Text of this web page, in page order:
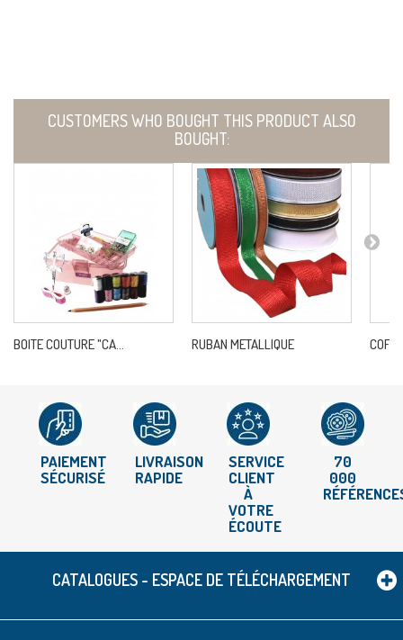
CUSTOMERS WHO BOUGHT THIS PRODUCT ALSO
BOUGHT:
BOITE COUTURE "CA... RUBAN METALLIQUE
PAIEMENT
SÉCURISÉ
LIVRAISON
RAPIDE
SERVICE
CLIENT
À
VOTRE
ÉCOUTE
70
000
CATALOGUES - ESPACE DE TÉLÉCHARGEMENT